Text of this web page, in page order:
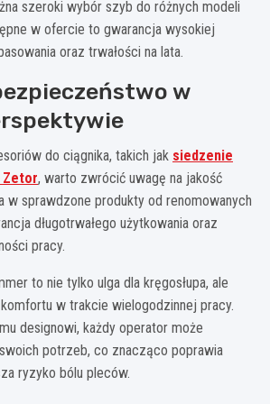
szeroki wybór szyb do różnych modeli
w ofercie to gwarancja wysokiej
oraz trwałości na lata.
w
do ciągnika, takich jak siedzenie
Zetor, warto zwrócić uwagę na jakość
w sprawdzone produkty od renomowanych
długotrwałego użytkowania oraz
pracy.
to nie tylko ulga dla kręgosłupa, ale
w trakcie wielogodzinnej pracy.
designowi, każdy operator może
potrzeb, co znacząco poprawia
ryzyko bólu pleców.